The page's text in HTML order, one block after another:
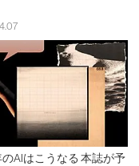
のAIはこうなる 本誌が予